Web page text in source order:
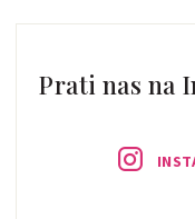
Prati nas na